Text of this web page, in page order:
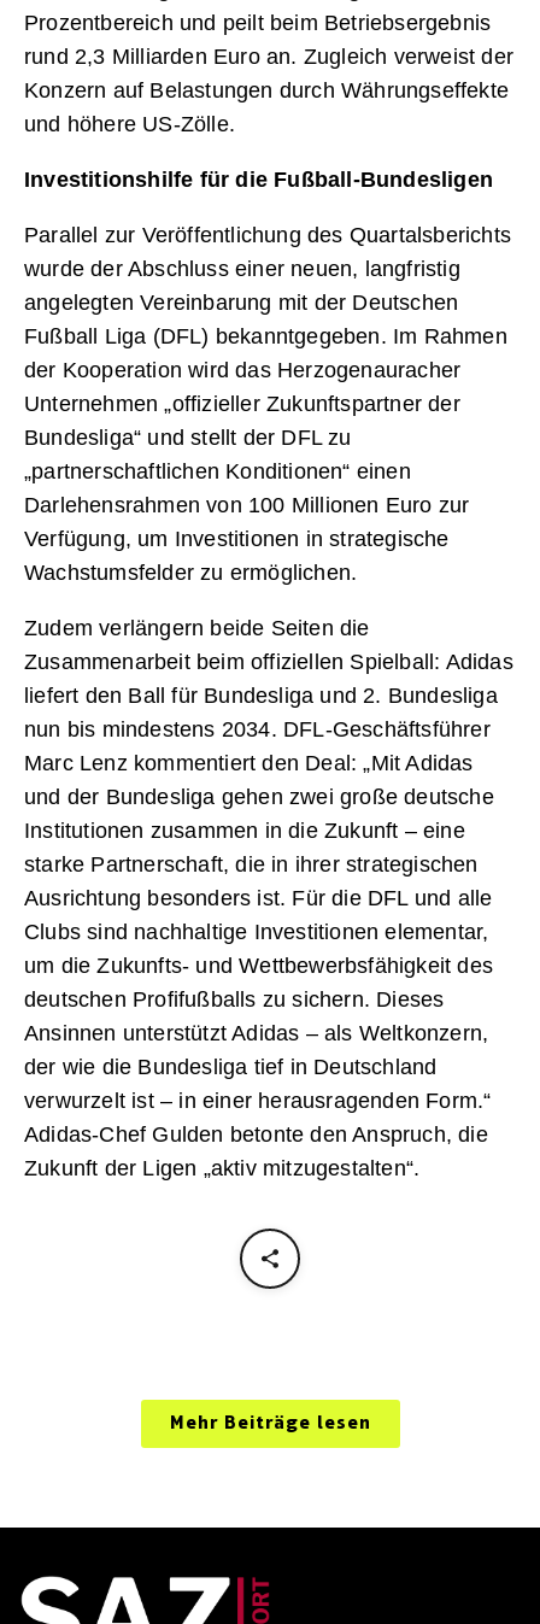
Prozentbereich und peilt beim Betriebsergebnis
rund 2,3 Milliarden Euro an. Zugleich verweist der
Konzern auf Belastungen durch Währungseffekte
und höhere US-Zölle.
Investitionshilfe für die Fußball-Bundesligen
Parallel zur Veröffentlichung des Quartalsberichts
wurde der Abschluss einer neuen, langfristig
angelegten Vereinbarung mit der Deutschen
Fußball Liga (DFL) bekanntgegeben. Im Rahmen
der Kooperation wird das Herzogenauracher
Unternehmen „offizieller Zukunftspartner der
Bundesliga“ und stellt der DFL zu
„partnerschaftlichen Konditionen“ einen
Darlehensrahmen von 100 Millionen Euro zur
Verfügung, um Investitionen in strategische
Wachstumsfelder zu ermöglichen.
Zudem verlängern beide Seiten die
Zusammenarbeit beim offiziellen Spielball: Adidas
liefert den Ball für Bundesliga und 2. Bundesliga
nun bis mindestens 2034. DFL-Geschäftsführer
Marc Lenz kommentiert den Deal: „Mit Adidas
und der Bundesliga gehen zwei große deutsche
Institutionen zusammen in die Zukunft – eine
starke Partnerschaft, die in ihrer strategischen
Ausrichtung besonders ist. Für die DFL und alle
Clubs sind nachhaltige Investitionen elementar,
um die Zukunfts- und Wettbewerbsfähigkeit des
deutschen Profifußballs zu sichern. Dieses
Ansinnen unterstützt Adidas – als Weltkonzern,
der wie die Bundesliga tief in Deutschland
verwurzelt ist – in einer herausragenden Form.“
Adidas-Chef Gulden betonte den Anspruch, die
Zukunft der Ligen „aktiv mitzugestalten“.
Mehr Beiträge lesen